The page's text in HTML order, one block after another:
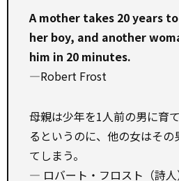
A mother takes 20 years
her boy, and another
him in 20 minutes.
—Robert Frost
母親は少年を1人前の男に育
るというのに、他の女はそ
てしまう。
― ロバート・フロスト（詩人